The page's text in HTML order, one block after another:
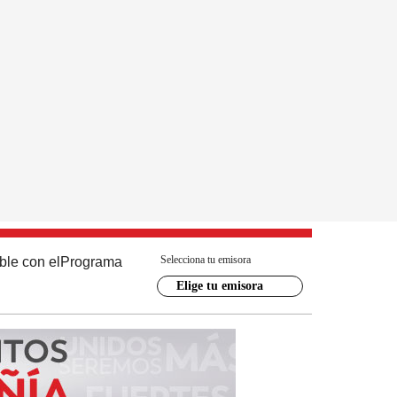
con el Programa Selecciona tu emisora
Elige tu emisora